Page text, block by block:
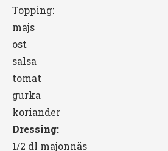
Topping:
majs
ost
salsa
tomat
gurka
koriander
Dressing:
1/2 dl majonnäs